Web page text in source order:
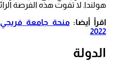
هولندا. لا تفوت هذه الفرصة
اقرأ أيضا: منحة جامعة
2022
الدولة